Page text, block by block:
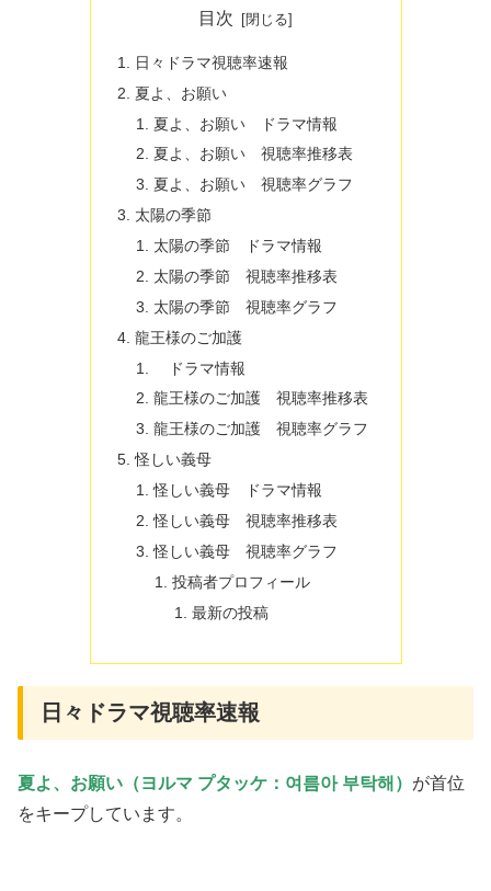
目次
日々ドラマ視聴率速報
夏よ、お願い
夏よ、お願い ドラマ情報
夏よ、お願い 視聴率推移表
夏よ、お願い 視聴率グラフ
太陽の季節
太陽の季節 ドラマ情報
太陽の季節 視聴率推移表
太陽の季節 視聴率グラフ
龍王様のご加護
ドラマ情報
龍王様のご加護 視聴率推移表
龍王様のご加護 視聴率グラフ
怪しい義母
怪しい義母 ドラマ情報
怪しい義母 視聴率推移表
怪しい義母 視聴率グラフ
投稿者プロフィール
最新の投稿
日々ドラマ視聴率速報
夏よ、お願い（ヨルマ プタッケ：여름아 부탁해） が首位
をキープしています。